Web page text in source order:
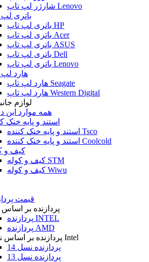
شارژر لپ تاپ Lenovo
باتری
باتری لپ تاپ HP
باتری لپ تاپ Acer
باتری لپ تاپ ASUS
باتری لپ تاپ Dell
باتری لپ تاپ Lenovo
هارد
هارد لپ تاپ Seagate
هارد لپ تاپ Western Digital
لوازم
همه موارد این
استند و پایه خنک
استند و پایه خنک کننده Tsco
استند و پایه خنک کننده Coolcold
کیف و
کیف و کوله STM
کیف و کوله Wiwu
قیمت
پردازنده بر اساس
پردازنده INTEL
پردازنده AMD
پردازنده بر اساس نسل Intel
پردازنده نسل 14
پردازنده نسل 13